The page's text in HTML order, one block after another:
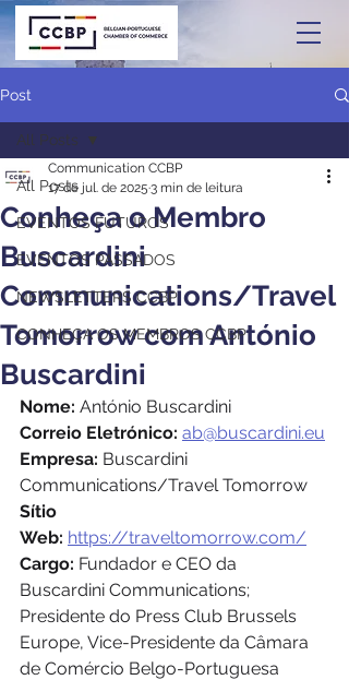
Post
All Posts
EVENTOS FUTUROS
EVENTOS PASSADOS
NEWSLETTERS CCBP
CONHEÇA OS MEMBROS CCBP
All Posts
Conheça o Membro
Buscardini
Communications/Travel
Tomorrow com António
Buscardini
Communication CCBP
17 de jul. de 2025 3 min de leitura
Nome: António Buscardini
Correio Eletrónico: ab@buscardini.eu
Empresa: Buscardini
Communications/Travel Tomorrow
Sítio
Web: https://traveltomorrow.com/
Cargo: Fundador e CEO da
Buscardini Communications;
Presidente do Press Club Brussels
Europe, Vice-Presidente da Câmara
de Comércio Belgo-Portuguesa